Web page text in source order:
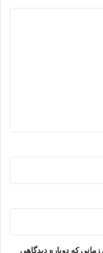
که دوباره دیدگاهی